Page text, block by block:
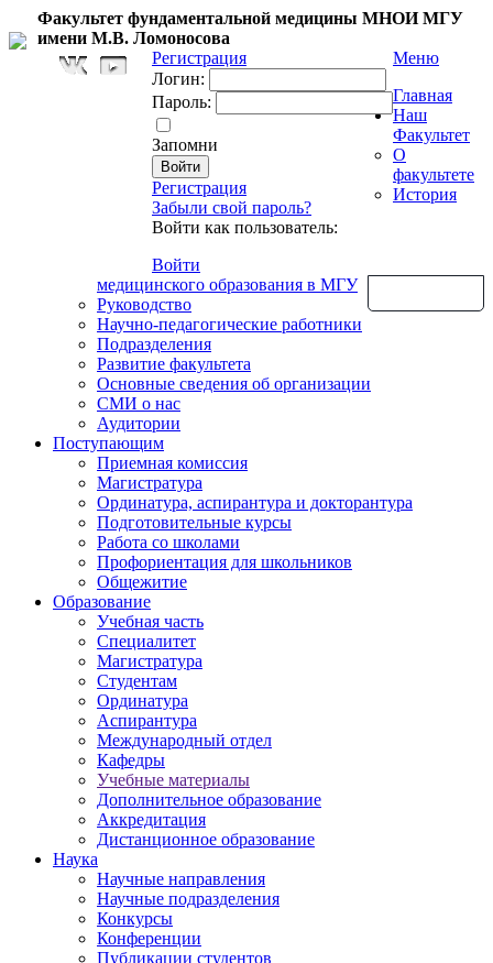
Факультет фундаментальной медицины МНОИ МГУ
имени М.В. Ломоносова
Регистрация
Логин:
Пароль:
Запомни
Регистрация
Забыли свой пароль?
Войти как пользователь:
Войти
Меню
Главная
Наш
Факультет
О
факультете
История
медицинского образования в МГУ
Руководство
Научно-педагогические работники
Подразделения
Развитие факультета
Основные сведения об организации
СМИ о нас
Аудитории
Поступающим
Приемная комиссия
Магистратура
Ординатура, аспирантура и докторантура
Подготовительные курсы
Работа со школами
Профориентация для школьников
Общежитие
Образование
Учебная часть
Специалитет
Магистратура
Студентам
Ординатура
Аспирантура
Международный отдел
Кафедры
Учебные материалы
Дополнительное образование
Аккредитация
Дистанционное образование
Наука
Научные направления
Научные подразделения
Конкурсы
Конференции
Публикации студентов